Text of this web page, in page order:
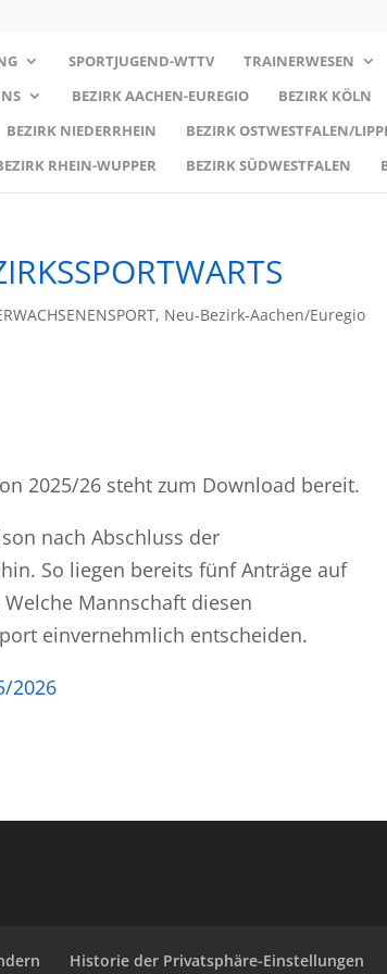
SPORTJUGEND-WTTV TRAINERWESEN
BEZIRK AACHEN-EUREGIO BEZIRK KÖLN
BEZIRK NIEDERRHEIN BEZIRK OSTWESTFALEN/
RHEIN-WUPPER BEZIRK SÜDWESTFALEN
, Neu-Bezirk-Aachen/Euregio
2025/26 steht zum Download bereit.
nach Abschluss der
So liegen bereits fünf Anträge auf
Mannschaft diesen
einvernehmlich entscheiden.
2026
Historie der Privatsphäre-Einstellungen